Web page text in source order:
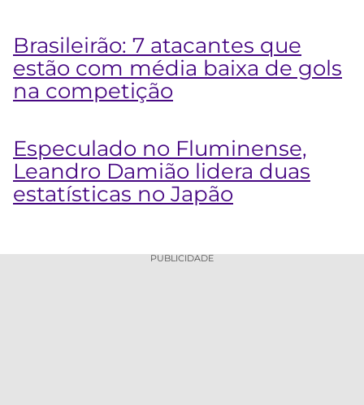
Brasileirão: 7 atacantes que
estão com média baixa de gols
na competição
Especulado no Fluminense,
Leandro Damião lidera duas
estatísticas no Japão
PUBLICIDADE